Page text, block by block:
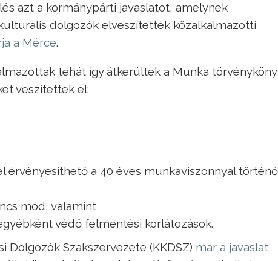
azt a kormánypárti javaslatot, amelynek
dolgozók elveszítették közalkalmazotti
a Mérce.
tehát így átkerültek a Munka
veszítették el:
érvényesíthető a 40 éves munkaviszonnyal történő
mód, valamint
védő felmentési korlátozások.
Dolgozók Szakszervezete (KKDSZ) már a javaslat